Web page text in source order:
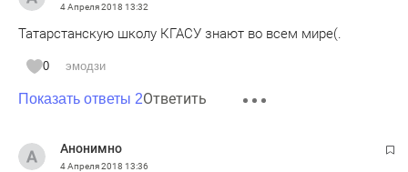
4 Апреля 2018 13:32
Татарстанскую школу КГАСУ знают во всем мире(.
0 эмодзи
Показать ответы 2Ответить
Анонимно
4 Апреля 2018 13:36